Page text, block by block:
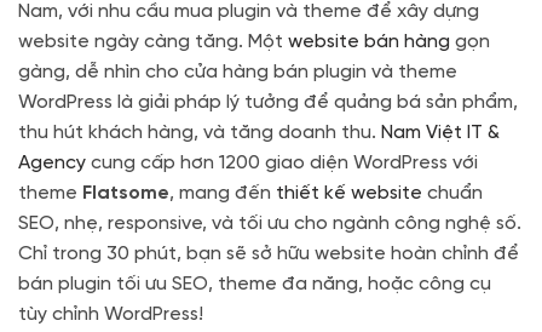
Nam, với nhu cầu mua plugin và theme để xây dựng
website ngày càng tăng. Một website bán hàng gọn
gàng, dễ nhìn cho cửa hàng bán plugin và theme
WordPress là giải pháp lý tưởng để quảng bá sản phẩm,
thu hút khách hàng, và tăng doanh thu. Nam Việt IT &
Agency cung cấp hơn 1200 giao diện WordPress với
theme Flatsome, mang đến thiết kế website chuẩn
SEO, nhẹ, responsive, và tối ưu cho ngành công nghệ số.
Chỉ trong 30 phút, bạn sẽ sở hữu website hoàn chỉnh để
bán plugin tối ưu SEO, theme đa năng, hoặc công cụ
tùy chỉnh WordPress!